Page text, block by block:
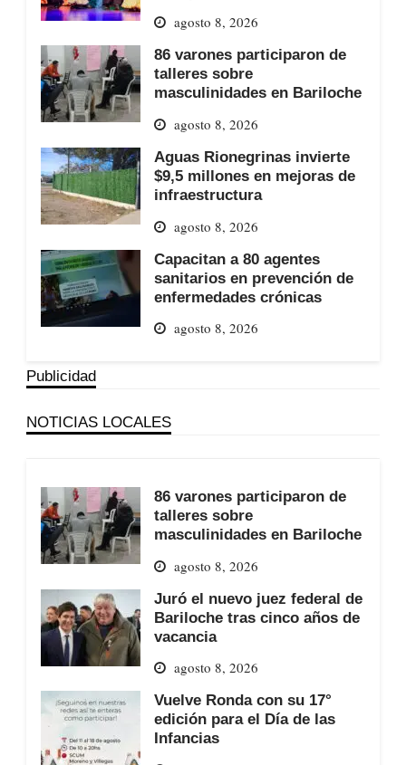
agosto 8, 2026
86 varones participaron de
talleres sobre
masculinidades en Bariloche
agosto 8, 2026
Aguas Rionegrinas invierte
$9,5 millones en mejoras de
infraestructura
agosto 8, 2026
Capacitan a 80 agentes
sanitarios en prevención de
enfermedades crónicas
agosto 8, 2026
Publicidad
NOTICIAS LOCALES
86 varones participaron de
talleres sobre
masculinidades en Bariloche
agosto 8, 2026
Juró el nuevo juez federal de
Bariloche tras cinco años de
vacancia
agosto 8, 2026
Vuelve Ronda con su 17°
edición para el Día de las
Infancias